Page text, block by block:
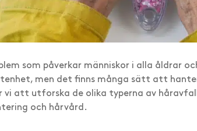
som påverkar människor i alla åldrar
men det finns många sätt att
vi att utforska de olika typerna av
och hårvård.